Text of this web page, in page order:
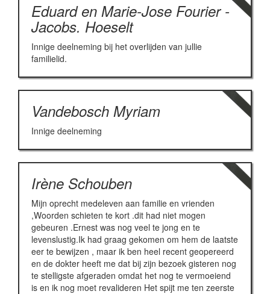
Eduard en Marie-Jose Fourier -
Jacobs. Hoeselt
Innige deelneming bij het overlijden van jullie
familielid.
Vandebosch Myriam
Innige deelneming
Irène Schouben
Mijn oprecht medeleven aan familie en vrienden
,Woorden schieten te kort .dit had niet mogen
gebeuren .Ernest was nog veel te jong en te
levenslustig.Ik had graag gekomen om hem de laatste
eer te bewijzen , maar ik ben heel recent geopereerd
en de dokter heeft me dat bij zijn bezoek gisteren nog
te stelligste afgeraden omdat het nog te vermoeiend
is en ik nog moet revalideren Het spijt me ten zeerste